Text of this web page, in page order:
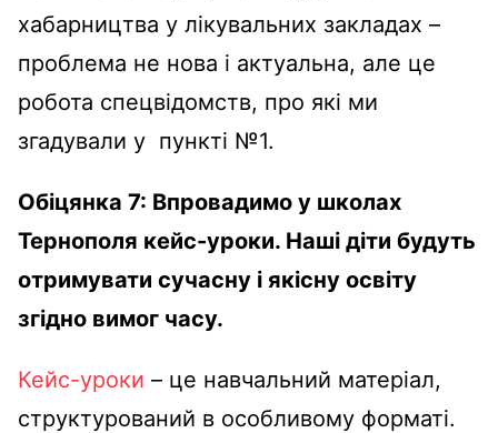
хабарництва у лікувальних закладах –
проблема не нова і актуальна, але це
робота спецвідомств, про які ми
згадували у пункті №1.
Обіцянка 7: Впровадимо у школах
Тернополя кейс-уроки. Наші діти будуть
отримувати сучасну і якісну освіту
згідно вимог часу.
Кейс-уроки – це навчальний матеріал,
структурований в особливому форматі.